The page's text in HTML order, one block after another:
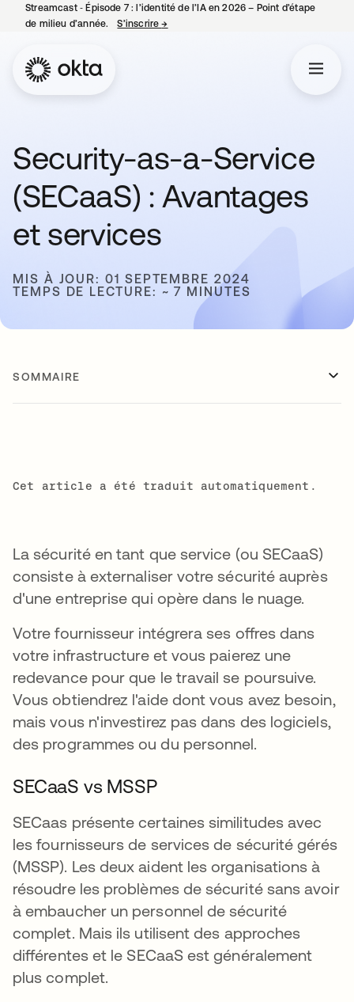
Streamcast ‑ Épisode 7 : l’identité de l’IA en 2026 – Point d’étape
de milieu d’année.
S’inscrire→
Security-as-a-Service
(SECaaS) : Avantages
et services
MIS À JOUR: 01 SEPTEMBRE 2024
TEMPS DE LECTURE: ~ 7 MINUTES
SOMMAIRE
Cet article a été traduit automatiquement.
La sécurité en tant que service (ou SECaaS)
consiste à externaliser votre sécurité auprès
d'une entreprise qui opère dans le nuage.
Votre fournisseur intégrera ses offres dans
votre infrastructure et vous paierez une
redevance pour que le travail se poursuive.
Vous obtiendrez l'aide dont vous avez besoin,
mais vous n'investirez pas dans des logiciels,
des programmes ou du personnel.
SECaaS vs MSSP
SECaas présente certaines similitudes avec
les fournisseurs de services de sécurité gérés
(MSSP). Les deux aident les organisations à
résoudre les problèmes de sécurité sans avoir
à embaucher un personnel de sécurité
complet. Mais ils utilisent des approches
différentes et le SECaaS est généralement
plus complet.